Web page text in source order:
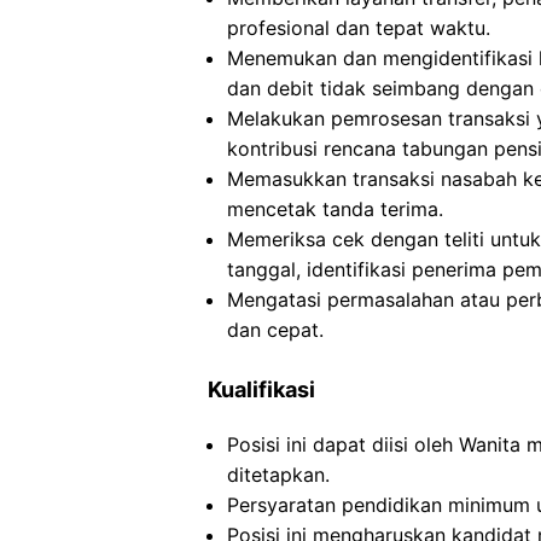
profesional dan tepat waktu.
Menemukan dan
dan debit tidak seimbang dengan
Melakukan pemrosesan
kontribusi rencana tabungan
Memasukkan transaksi nasabah
mencetak tanda terima.
Memeriksa cek dengan teliti
tanggal, identifikasi penerima
Mengatasi permasalahan atau
dan cepat.
Kualifikasi
Posisi ini dapat diisi oleh Wanita
ditetapkan.
Persyaratan pendidikan minimum
Posisi ini mengharuskan